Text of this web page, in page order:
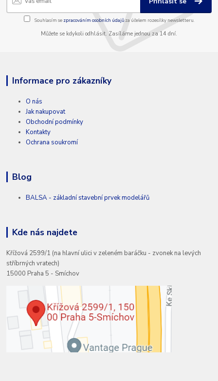
Souhlasím se zpracováním osobních údajůza účelem rozesílky newsletteru.
Můžete se kdykoli odhlásit. Zasíláme jednou za 14 dní.
Informace pro zákazníky
O nás
Jak nakupovat
Obchodní podmínky
Kontakty
Ochrana soukromí
Blog
BALSA - základní stavební prvek modelářů
Kde nás najdete
Křížová 2599/1 (na hlavní ulici v zeleném baráčku - zvonek na levých
stříbrných vratech)
15000 Praha 5 - Smíchov